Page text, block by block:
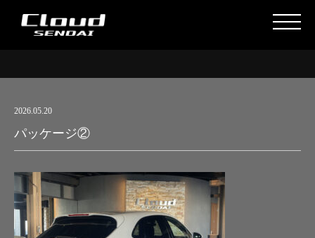
2026.05.20
パッケージ②